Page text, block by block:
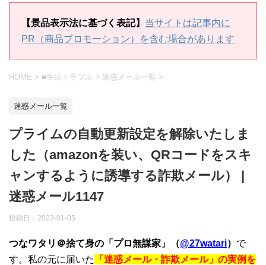
【景品表示法に基づく表記】 当サイトは記事内に
PR（商品プロモーション）を含む場合があります
HOME > ■生活トラブル > 迷惑メール一覧 >
迷惑メール一覧
プライムの自動更新設定を解除いたしま
した（amazonを装い、QRコードをスキ
ャンするように誘導する詐欺メール） |
迷惑メール1147
投稿日： 2023-01-05
つなワタリ＠捨て身の「プロ無謀家」（@27watari） で
す。私の元に届いた
「迷惑メール・詐欺メール」の実例を